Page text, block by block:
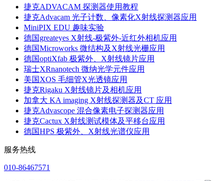
捷克ADVACAM 探测器使用教程
捷克Advacam 光子计数、像素化X射线探测器应用
MiniPIX EDU 趣味实验
德国greateyes X射线-极紫外-近红外相机应用
德国Microworks 微结构及X射线光栅应用
德国optiXfab 极紫外、X射线镜片应用
瑞士XRnanotech 微纳光学元件应用
美国XOS 毛细管X光透镜应用
捷克Rigaku X射线镜片及相机应用
加拿大 KA imaging X射线探测器及CT 应用
捷克Advascope 混合像素电子探测器应用
捷克Cactux X射线测试模体及平移台应用
德国HPS 极紫外、X射线光谱仪应用
服务热线
010-86467571